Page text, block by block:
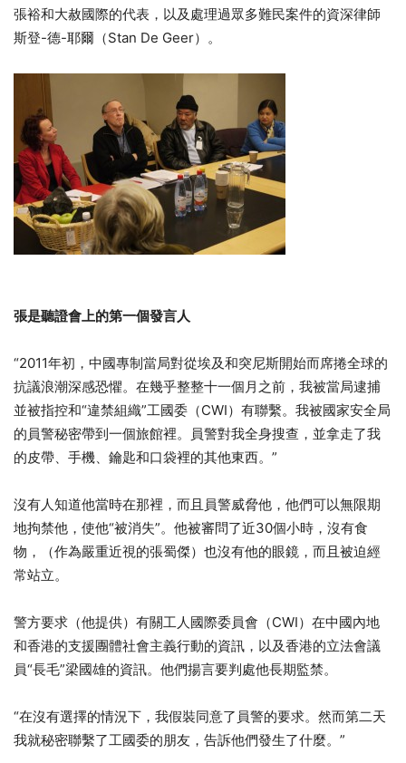
張裕和大赦國際的代表，以及處理過眾多難民案件的資深律師
斯登-德-耶爾（Stan De Geer）。
張是聽證會上的第一個發言人
“2011年初，中國專制當局對從埃及和突尼斯開始而席捲全球的
抗議浪潮深感恐懼。在幾乎整整十一個月之前，我被當局逮捕
並被指控和“違禁組織”工國委（CWI）有聯繫。我被國家安全局
的員警秘密帶到一個旅館裡。員警對我全身搜查，並拿走了我
的皮帶、手機、鑰匙和口袋裡的其他東西。”
沒有人知道他當時在那裡，而且員警威脅他，他們可以無限期
地拘禁他，使他“被消失”。他被審問了近30個小時，沒有食
物，（作為嚴重近視的張蜀傑）也沒有他的眼鏡，而且被迫經
常站立。
警方要求（他提供）有關工人國際委員會（CWI）在中國內地
和香港的支援團體社會主義行動的資訊，以及香港的立法會議
員“長毛”梁國雄的資訊。他們揚言要判處他長期監禁。
“在沒有選擇的情況下，我假裝同意了員警的要求。然而第二天
我就秘密聯繫了工國委的朋友，告訴他們發生了什麼。”